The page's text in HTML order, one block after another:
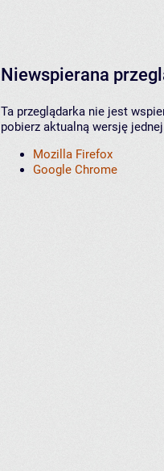
Niewspierana
Ta przeglądarka nie jest
pobierz aktualną wersję
Mozilla Firefox
Google Chrome